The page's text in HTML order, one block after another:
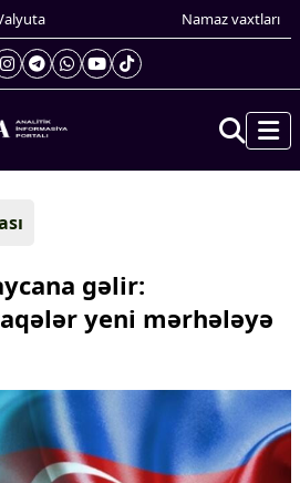
Namaz vaxtları
gəlir:
yeni mərhələyə